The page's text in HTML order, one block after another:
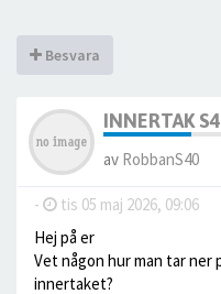
Besvara
INNERTAK
av RobbanS40
- tis 05 maj 2026, 09:06
Hej på er
Vet någon hur man tar
innertaket?